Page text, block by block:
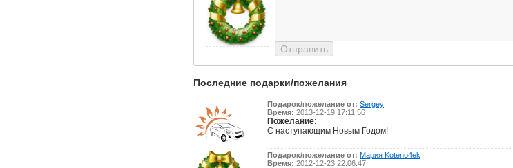
Последние подарки/пожелания
Подарок/пожелание от: Sergey
Время: 2013-12-19 17:11:56
Пожелание:
С наступающим Новым Годом!
Подарок/пожелание от: Мария Koteno4ek
Время: 2012-12-23 22:06:47